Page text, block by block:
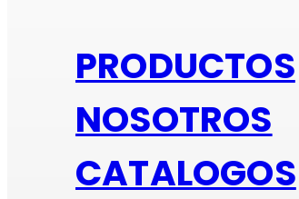
PRODUCTOS
NOSOTROS
CATALOGOS